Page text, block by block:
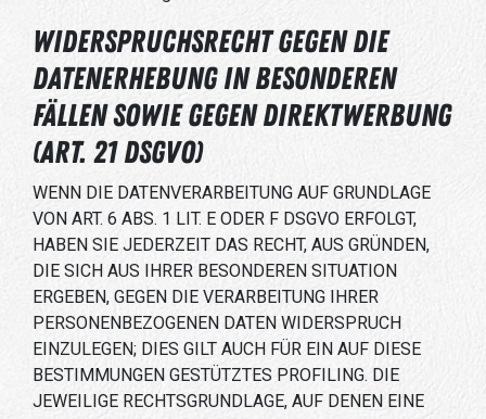
Widerspruchsrecht gegen die
Datenerhebung in besonderen
Fällen sowie gegen Direktwerbung
(Art. 21 DSGVO)
WENN DIE DATENVERARBEITUNG AUF GRUNDLAGE
VON ART. 6 ABS. 1 LIT. E ODER F DSGVO ERFOLGT,
HABEN SIE JEDERZEIT DAS RECHT, AUS GRÜNDEN,
DIE SICH AUS IHRER BESONDEREN SITUATION
ERGEBEN, GEGEN DIE VERARBEITUNG IHRER
PERSONENBEZOGENEN DATEN WIDERSPRUCH
EINZULEGEN; DIES GILT AUCH FÜR EIN AUF DIESE
BESTIMMUNGEN GESTÜTZTES PROFILING. DIE
JEWEILIGE RECHTSGRUNDLAGE, AUF DENEN EINE